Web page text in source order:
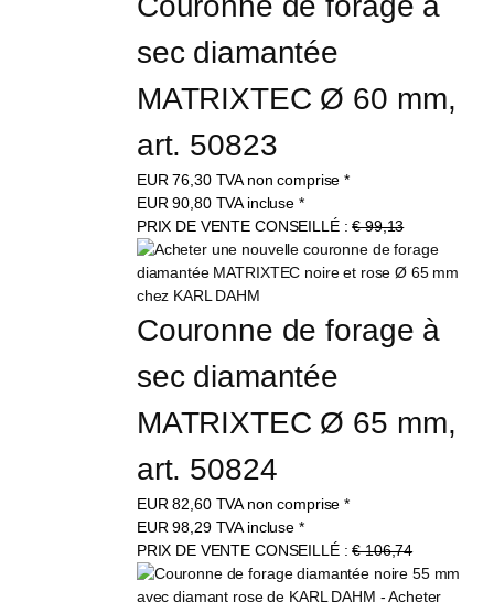
sec diamantée
MATRIXTEC Ø 60 mm,
art. 50823
EUR76,30 TVA non comprise *
EUR90,80 TVA incluse *
PRIX DE VENTE CONSEILLÉ :€ 99,13
Couronne de forage à
sec diamantée
MATRIXTEC Ø 65 mm,
art. 50824
EUR82,60 TVA non comprise *
EUR98,29 TVA incluse *
PRIX DE VENTE CONSEILLÉ :€ 106,74